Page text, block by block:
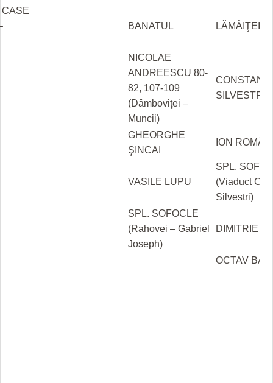
BANATUL LĂMÂIŢEI
NICOLAE
ANDREESCU 80-
82, 107-109
(Dâmboviţei –
Muncii)
SILVESTRI
GHEORGHE
ŞINCAI
ION
VASILE LUPU
SPL.
(Viaduct CF
Silvestri)
SPL. SOFOCLE
(Rahovei – Gabriel
Joseph)
DIMITRIE
OCTAV